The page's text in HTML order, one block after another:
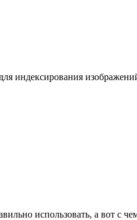
индексирования
использовать, а вот с